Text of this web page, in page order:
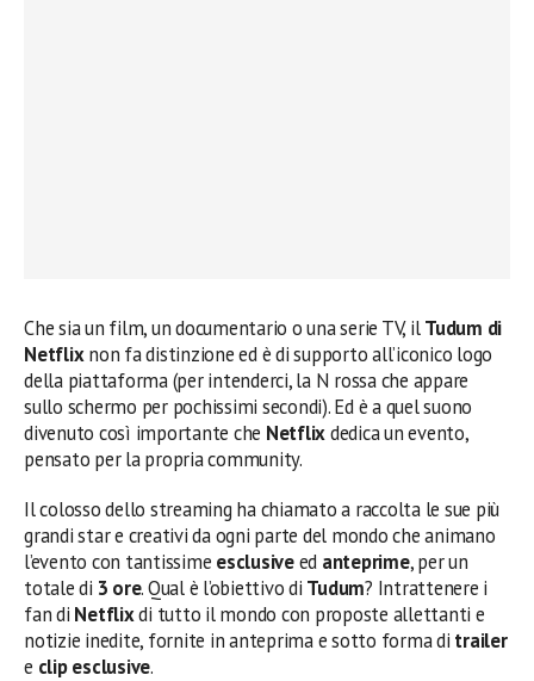
Che sia un film, un documentario o una serie TV, ilTudum di
Netflixnon fa distinzione ed è di supporto all’iconico logo
della piattaforma (per intenderci, la N rossa che appare
sullo schermo per pochissimi secondi). Ed è a quel suono
divenuto così importante che Netflixdedica un evento,
pensato per la propria community.
Il colosso dello streaming ha chiamato a raccolta le sue più
grandi star e creativi da ogni parte del mondo che animano
l’evento con tantissime esclusiveed anteprime, per un
totale di 3 ore. Qual è l’obiettivo di Tudum? Intrattenere i
fan di Netflixdi tutto il mondo con proposte allettanti e
notizie inedite, fornite in anteprima e sotto forma di trailer
e clip esclusive.